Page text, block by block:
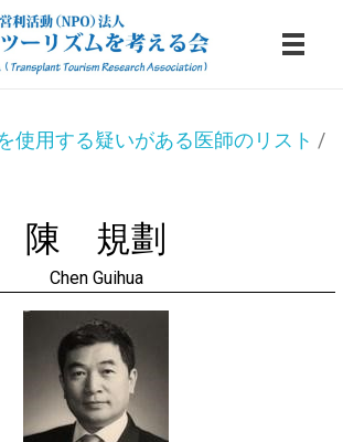
使用する疑いがある医師のリスト /
陳 規劃
Chen Guihua